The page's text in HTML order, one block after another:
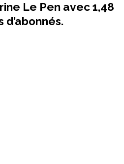
Le Pen avec 1,48
d’abonnés.